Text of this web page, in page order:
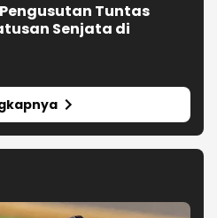
Pengusutan Tuntas
Senjata di